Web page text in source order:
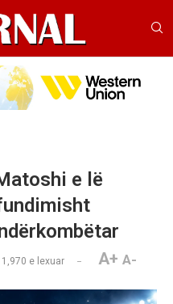
e lë
1,970 e lexuar A+ A-